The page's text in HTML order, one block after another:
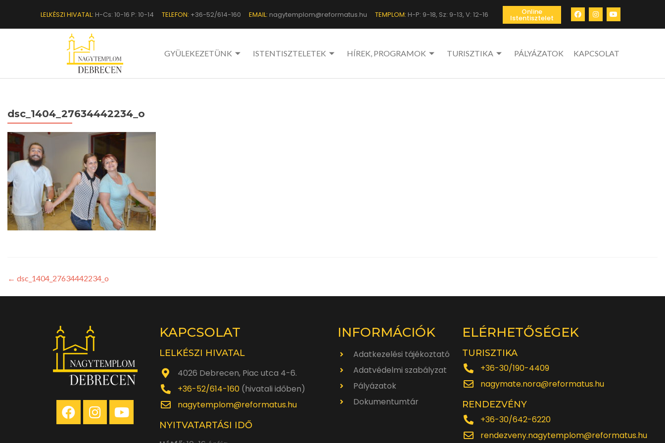
LELKÉSZI HIVATAL: H-Cs: 10-16 P: 10-14 TELEFON: +36-52/614-160 EMAIL: nagytemplom@reformatus.hu TEMPLOM: H-P: 9-18, Sz: 9-13, V: 12-16 Online
Istentisztelet
GYÜLEKEZETÜNK ISTENTISZTELETEK HÍREK, PROGRAMOK TURISZTIKA PÁLYÁZATOK KAPCSOLAT
dsc_1404_27634442234_o
← dsc_1404_27634442234_o
KAPCSOLAT
LELKÉSZI HIVATAL
4026 Debrecen, Piac utca 4-6.
+36-52/614-160 (hivatali időben)
nagytemplom@reformatus.hu
NYITVATARTÁSI IDŐ
INFORMÁCIÓK
Adatkezelési tájékoztató
Adatvédelmi szabályzat
Pályázatok
Dokumentumtár
ELÉRHETŐSÉGEK
TURISZTIKA
+36-30/190-4409
nagymate.nora@reformatus.hu
RENDEZVÉNY
+36-30/642-6220
rendezveny.nagytemplom@reformatus.hu